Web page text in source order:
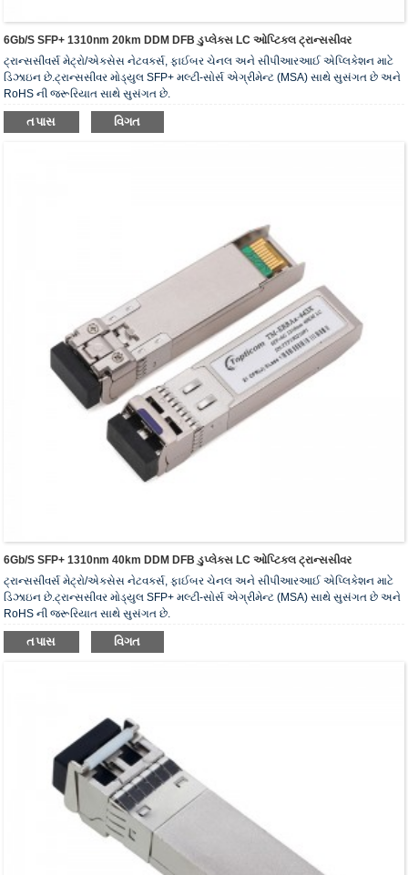
6Gb/s SFP+ 1310nm 20km DDM DFB ડુપ્લેક્સ LC ઓપ્ટિકલ ટ્રાન્સસીવર
ટ્રાન્સસીવર્સ મેટ્રો/એક્સેસ નેટવર્ક્સ, ફાઈબર ચેનલ અને સીપીઆરઆઈ એપ્લિકેશન માટે
ડિઝાઇન છે.ટ્રાન્સસીવર મોડ્યુલ SFP+ મલ્ટી-સોર્સ એગ્રીમેન્ટ (MSA) સાથે સુસંગત છે અને
RoHS ની જરૂરિયાત સાથે સુસંગત છે.
તપાસ વિગત
6Gb/s SFP+ 1310nm 40km DDM DFB ડુપ્લેક્સ LC ઓપ્ટિકલ ટ્રાન્સસીવર
ટ્રાન્સસીવર્સ મેટ્રો/એક્સેસ નેટવર્ક્સ, ફાઈબર ચેનલ અને સીપીઆરઆઈ એપ્લિકેશન માટે
ડિઝાઇન છે.ટ્રાન્સસીવર મોડ્યુલ SFP+ મલ્ટી-સોર્સ એગ્રીમેન્ટ (MSA) સાથે સુસંગત છે અને
RoHS ની જરૂરિયાત સાથે સુસંગત છે.
તપાસ વિગત